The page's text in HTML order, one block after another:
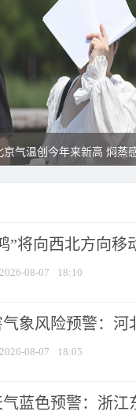
京气温创今年来新高 焖蒸
”将向西北方向移
2026-08-07 18:10
象风险预警：河
2026-08-07 18:05
蓝色预警：浙江